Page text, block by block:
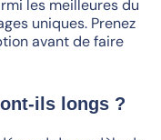
les meilleures du
uniques. Prenez
avant de faire
ils longs ?